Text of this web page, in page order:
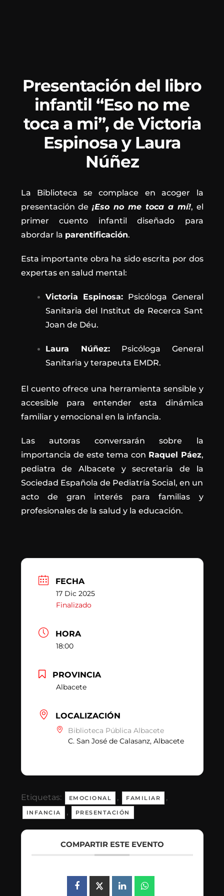
Presentación del libro
infantil “Eso no me
toca a mi”, de Victoria
Espinosa y Laura
Núñez
La Biblioteca se complace en acoger la
presentación de¡Eso no me toca a mí!, el
primer cuento infantil diseñado para
abordar la parentificación.
Esta importante obra ha sido escrita por dos
expertas en salud mental:
Victoria Espinosa: Psicóloga General
Sanitaria del Institut de Recerca Sant
Joan de Déu.
Laura Núñez:Psicóloga General
Sanitaria y terapeuta EMDR.
El cuento ofrece una herramienta sensible y
accesible para entender esta dinámica
familiar y emocional en la infancia.
Las autoras conversarán sobre la
importancia de este tema con Raquel Páez,
pediatra de Albacete y secretaria de la
Sociedad Española de Pediatría Social, en un
acto de gran interés para familias y
profesionales de la salud y la educación.
FECHA
17 Dic 2025
Finalizado
HORA
18:00
PROVINCIA
Albacete
LOCALIZACIÓN
Biblioteca Pública Albacete
C. San José de Calasanz, Albacete
Etiquetas: EMOCIONAL , FAMILIAR ,
INFANCIA , PRESENTACIÓN
COMPARTIR ESTE EVENTO